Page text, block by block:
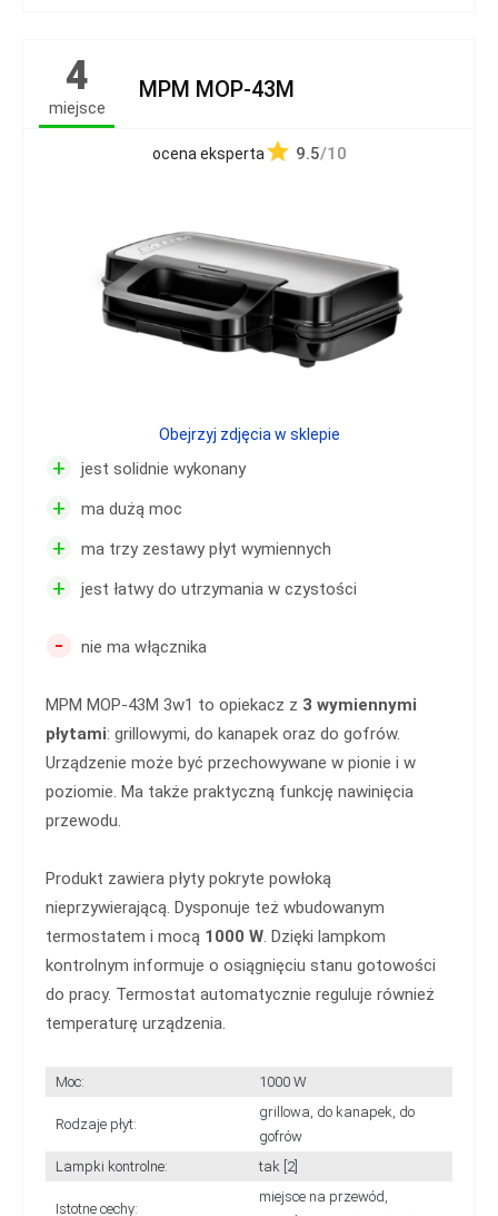
4
miejsce
MPM MOP-43M
ocena eksperta 9.5/10
+ jest solidnie wykonany
+ ma dużą moc
+ ma trzy zestawy płyt wymiennych
+ jest łatwy do utrzymania w czystości
- nie ma włącznika
MPM MOP-43M 3w1 to opiekacz z 3 wymiennymi
płytami: grillowymi, do kanapek oraz do gofrów.
Urządzenie może być przechowywane w pionie i w
poziomie. Ma także praktyczną funkcję nawinięcia
przewodu.
Produkt zawiera płyty pokryte powłoką
nieprzywierającą. Dysponuje też wbudowanym
termostatem i mocą 1000 W. Dzięki lampkom
kontrolnym informuje o osiągnięciu stanu gotowości
do pracy. Termostat automatycznie reguluje również
temperaturę urządzenia.
Moc: 1000 W
Rodzaje płyt:
grillowa, do kanapek, do
gofrów
Lampki kontrolne:
tak [2]
Istotne cechy:
miejsce na przewód,
Obejrzyj zdjęcia w sklepie